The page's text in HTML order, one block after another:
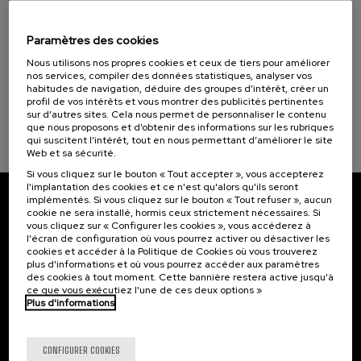
Objectifs de développement durable
02. SEP-02. SEP, 2026
politikak eta esperientzia berritzaileak
10 h. Basque Espagnol
...
À PARTIR DE 25 €
Dernières
places
Gratuit
Date
passée
Liste
d'attente
Période
d'inscription
terminée
Abonnez-vous à notre bulletin
Inscrivez-vous pour être le premier à recevoir les
actualités de l'UIK.
S'abonner
Contact
Paramètres des cookies
Nous utilisons nos propres cookies et ceux de tiers pour améliorer
nos services, compiler des données statistiques, analyser vos
habitudes de navigation, déduire des groupes d’intérêt, créer un
profil de vos intérêts et vous montrer des publicités pertinentes
sur d’autres sites. Cela nous permet de personnaliser le contenu
que nous proposons et d’obtenir des informations sur les rubriques
qui suscitent l’intérêt, tout en nous permettant d’améliorer le site
Web et sa sécurité.
Si vous cliquez sur le bouton « Tout accepter », vous accepterez
l'implantation des cookies et ce n'est qu'alors qu'ils seront
implémentés. Si vous cliquez sur le bouton « Tout refuser », aucun
cookie ne sera installé, hormis ceux strictement nécessaires. Si
vous cliquez sur « Configurer les cookies », vous accéderez à
l'écran de configuration où vous pourrez activer ou désactiver les
cookies et accéder à la Politique de Cookies où vous trouverez
plus d'informations et où vous pourrez accéder aux paramètres
des cookies à tout moment. Cette bannière restera active jusqu'à
ce que vous exécutiez l'une de ces deux options »
Plus d'informations
CONFIGURER COOKIES